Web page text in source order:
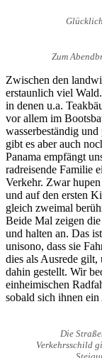
Zum
Zwischen den
erstaunlich viel
in denen u.a.
vor allem im
wasserbeständig
gibt es aber auch
Panama empfängt
radreisende Familie
Verkehr. Zwar
und auf den ersten
gleich zweimal
Beide Mal zeigen
und halten an. Das
unisono, dass sie
dies als Ausrede gilt,
dahin gestellt. Wir
einheimischen
sobald sich ihnen
Die
Verkehrsschild